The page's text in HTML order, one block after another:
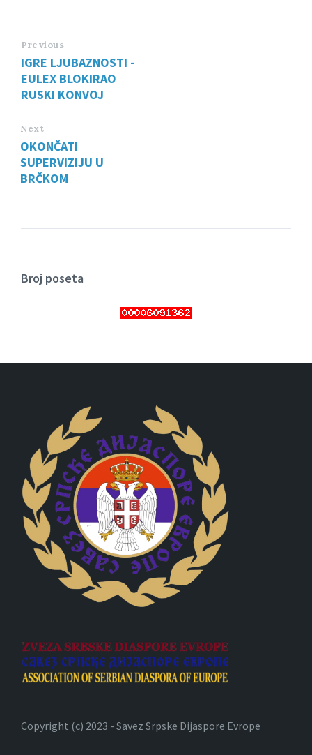
Previous
IGRE LJUBAZNOSTI -
EULEX BLOKIRAO
RUSKI KONVOJ
Next
OKONČATI
SUPERVIZIJU U
BRČKOM
Broj poseta
Copyright (c) 2023 - Savez Srpske Dijaspore Evrope